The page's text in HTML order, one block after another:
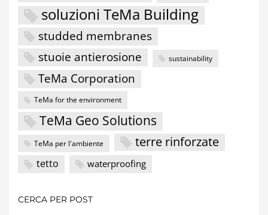
soluzioni TeMa Building
studded membranes
stuoie antierosione
sustainability
TeMa Corporation
TeMa for the environment
TeMa Geo Solutions
TeMa per l'ambiente terre rinforzate
tetto waterproofing
CERCA PER POST